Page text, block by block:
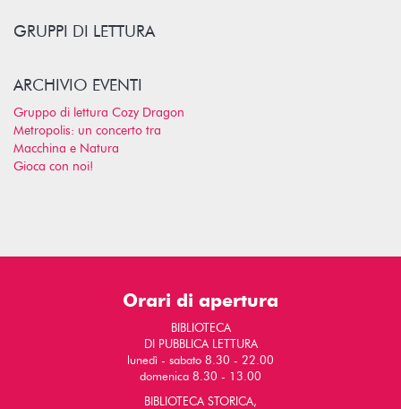
GRUPPI DI LETTURA
ARCHIVIO EVENTI
Gruppo di lettura Cozy Dragon
Metropolis: un concerto tra
Macchina e Natura
Gioca con noi!
Orari di apertura
BIBLIOTECA
DI PUBBLICA LETTURA
lunedì - sabato 8.30 - 22.00
domenica 8.30 - 13.00
BIBLIOTECA STORICA,